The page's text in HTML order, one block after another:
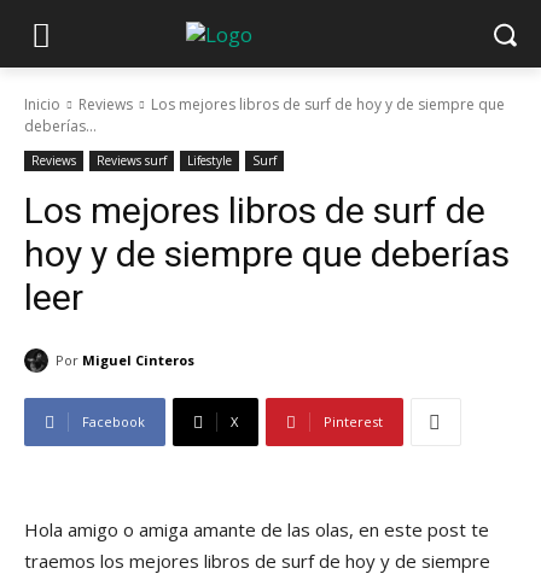
Inicio Reviews
Los mejores libros de surf de hoy y de siempre que
deberías...
Reviews Reviews surf Lifestyle Surf
Los mejores libros de surf de
hoy y de siempre que deberías
leer
Por Miguel Cinteros
Facebook X Pinterest
Hola amigo o amiga amante de las olas, en este post te
traemos los mejores libros de surf de hoy y de siempre